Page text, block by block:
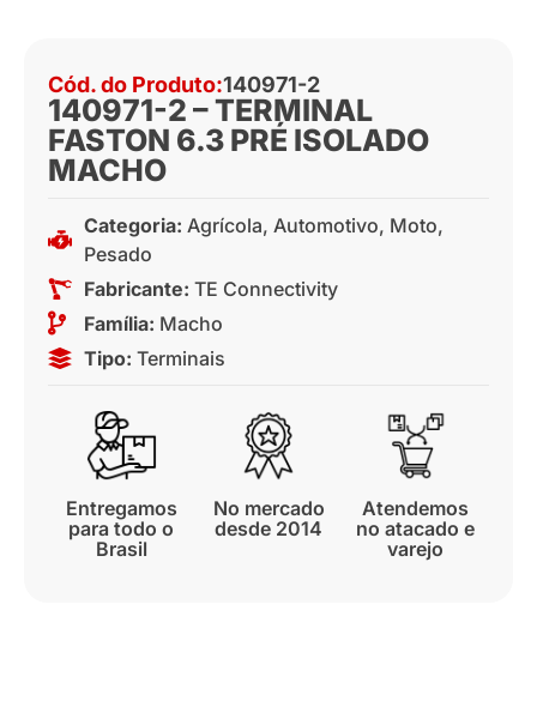
Cód. do Produto:140971-2
140971-2 – TERMINAL
FASTON 6.3 PRÉ ISOLADO
MACHO
Categoria: Agrícola, Automotivo, Moto,
Pesado
Fabricante: TE Connectivity
Família: Macho
Tipo: Terminais
Entregamos
para todo o
Brasil
No mercado
desde 2014
Atendemos
no atacado e
varejo